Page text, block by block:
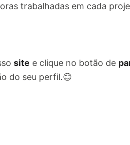
trabalhadas em cada
site e clique no botão de
do seu perfil.😊